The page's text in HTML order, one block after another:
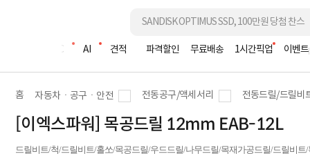
조립PC AI 견적 파격할인 무료배송 1시간픽업 이벤트
홈 자동차ㆍ공구ㆍ안전 전동공구/액세서리 전동드릴/드릴비
[이엑스파워] 목공드릴 12mm EAB-12L
드릴비트/척/드릴비트/홀쏘/목공드릴/우드드릴/나무드릴/목재가공드릴/드릴비